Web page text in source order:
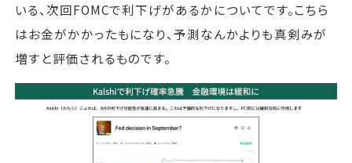
いる、次回FOMCで利下げがあるかについてです。こちら
はお金がかかったもになり、予測なんかよりも真剣みが
増すと評価されるものです。